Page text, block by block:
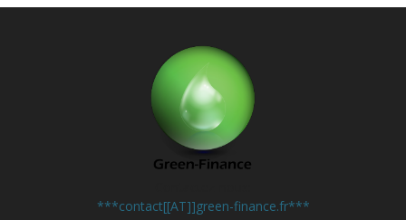
***contact[[AT]]green-finance.fr***